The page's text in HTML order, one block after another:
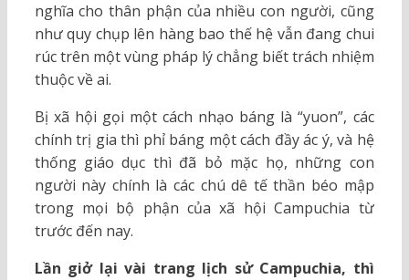
nghĩa cho thân phận của nhiều con người, cũng
như quy chụp lên hàng bao thế hệ vẫn đang chui
rúc trên một vùng pháp lý chẳng biết trách nhiệm
thuộc về ai.
Bị xã hội gọi một cách nhạo báng là “yuon”, các
chính trị gia thì phỉ báng một cách đầy ác ý, và hệ
thống giáo dục thì đã bỏ mặc họ, những con
người này chính là các chú dê tế thần béo mập
trong mọi bộ phận của xã hội Campuchia từ
trước đến nay.
Lần giở lại vài trang lịch sử Campuchia, thì